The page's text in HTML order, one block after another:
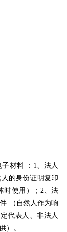
材料 ：1、法人
的身份证明复印
时使用）；2、法
（自然人作为响
代表人、非法人
）。